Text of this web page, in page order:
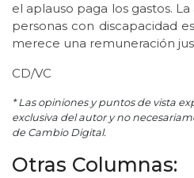
el aplauso paga los gastos.
personas con discapacidad
merece una remuneración
CD/VC
* Las opiniones y puntos de vista
exclusiva del autor y no
de Cambio Digital.
Otras Columnas: